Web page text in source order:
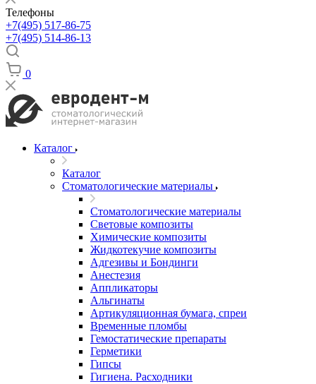
Телефоны
+7(495) 517-86-75
+7(495) 514-86-13
0
Каталог
Каталог
Стоматологические материалы
Стоматологические материалы
Световые композиты
Химические композиты
Жидкотекучие композиты
Адгезивы и Бондинги
Анестезия
Аппликаторы
Альгинаты
Артикуляционная бумага, спреи
Временные пломбы
Гемостатические препараты
Герметики
Гипсы
Гигиена. Расходники